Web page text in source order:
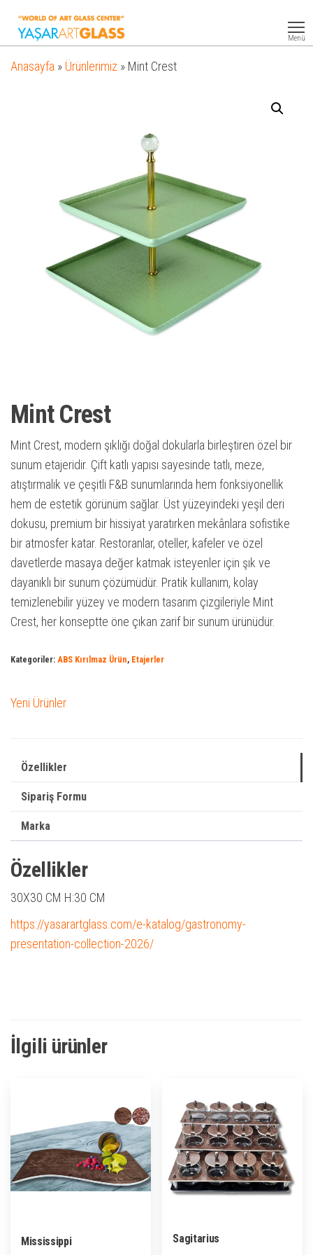
Glass
Menü
Anasayfa » Ürünlerimiz » Mint Crest
Mint Crest
Mint Crest, modern şıklığı doğal dokularla birleştiren özel bir
sunum etajeridir. Çift katlı yapısı sayesinde tatlı, meze,
atıştırmalık ve çeşitli F&B sunumlarında hem fonksiyonellik
hem de estetik görünüm sağlar. Üst yüzeyindeki yeşil deri
dokusu, premium bir hissiyat yaratırken mekânlara sofistike
bir atmosfer katar. Restoranlar, oteller, kafeler ve özel
davetlerde masaya değer katmak isteyenler için şık ve
dayanıklı bir sunum çözümüdür. Pratik kullanım, kolay
temizlenebilir yüzey ve modern tasarım çizgileriyle Mint
Crest, her konseptte öne çıkan zarif bir sunum ürünüdür.
Kategoriler: ABS Kırılmaz Ürün, Etajerler
Yeni Ürünler
Özellikler
Sipariş Formu
Marka
Özellikler
30X30 CM H:30 CM
https://yasarartglass.com/e-katalog/gastronomy-
presentation-collection-2026/
İlgili ürünler
Mississippi Sagitarius